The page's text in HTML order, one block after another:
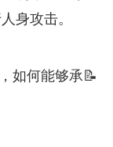
身攻击。
如何能够承📝